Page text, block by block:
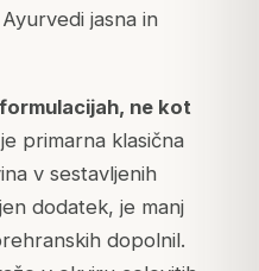
jasna in
ne kot
primarna klasična
v sestavljenih
dodatek, je manj
dopolnil.